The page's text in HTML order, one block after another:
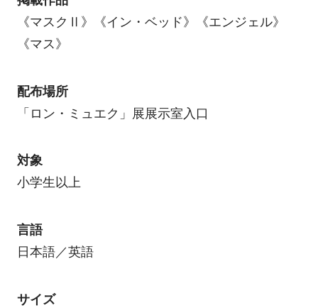
《マスクⅡ》《イン・ベッド》《エンジェル》
《マス》
配布場所
「ロン・ミュエク」展展示室入口
対象
小学生以上
言語
日本語／英語
サイズ